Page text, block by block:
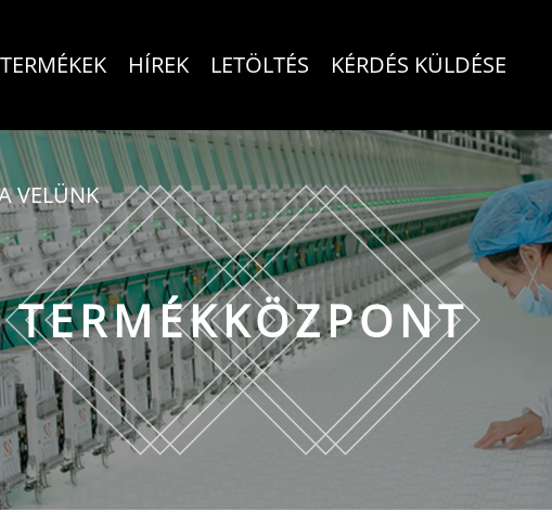
TERMÉKEK HÍREK LETÖLTÉS KÉRDÉS KÜLDÉSE
VELÜNK
TERMÉKKÖZPONT